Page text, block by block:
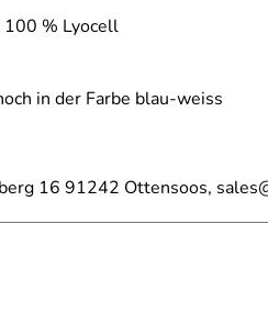
% Lyocell
in der Farbe blau-weiss
16 91242 Ottensoos,